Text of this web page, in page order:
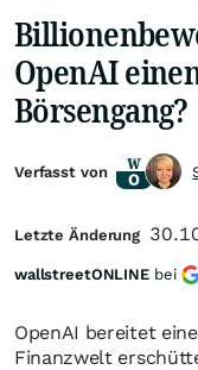
OpenAI
Börsengang?
OpenAI bereitet
Finanzwelt
Verfasst von
Letzte Änderung
wallstreetONLINE bei